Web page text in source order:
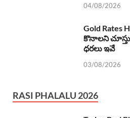
04/08/2026
Gold Rates
కొనాలని
ధరలు ఇవే
03/08/2026
RASI PHALALU 2026